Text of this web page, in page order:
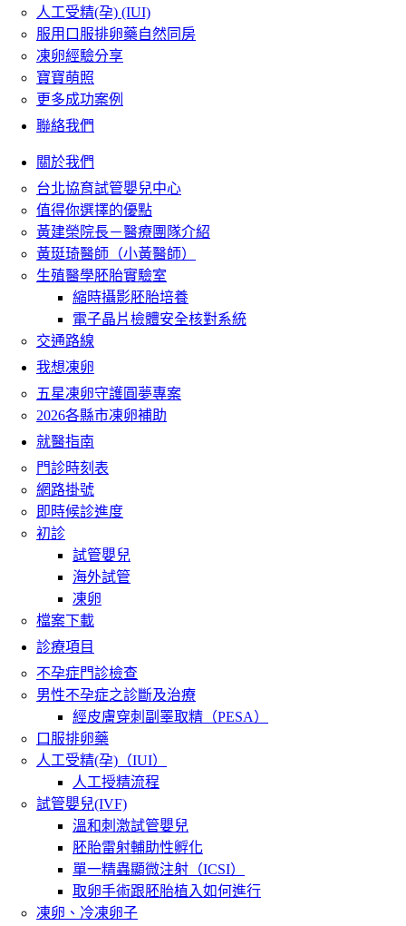
人工受精(孕) (IUI)
服用口服排卵藥自然同房
凍卵經驗分享
寶寶萌照
更多成功案例
聯絡我們
關於我們
台北協育試管嬰兒中心
值得你選擇的優點
黃建榮院長－醫療團隊介紹
黃珽琦醫師（小黃醫師）
生殖醫學胚胎實驗室
縮時攝影胚胎培養
電子晶片檢體安全核對系統
交通路線
我想凍卵
五星凍卵守護圓夢專案
2026各縣市凍卵補助
就醫指南
門診時刻表
網路掛號
即時候診進度
初診
試管嬰兒
海外試管
凍卵
檔案下載
診療項目
不孕症門診檢查
男性不孕症之診斷及治療
經皮膚穿刺副睪取精（PESA）
口服排卵藥
人工受精(孕)（IUI）
人工授精流程
試管嬰兒(IVF)
溫和刺激試管嬰兒
胚胎雷射輔助性孵化
單一精蟲顯微注射（ICSI）
取卵手術跟胚胎植入如何進行
凍卵、冷凍卵子